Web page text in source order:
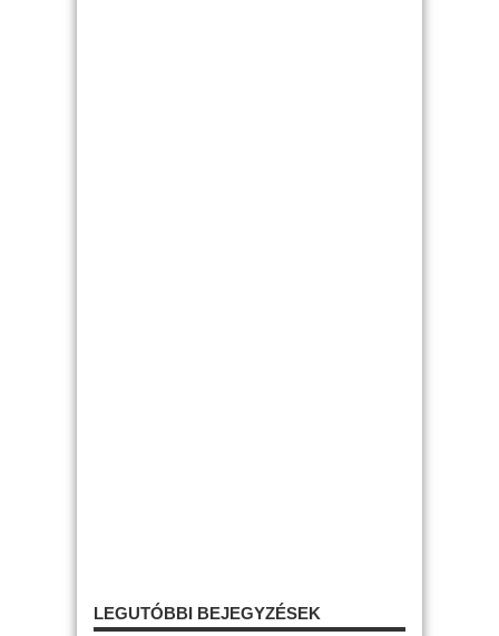
LEGUTÓBBI BEJEGYZÉSEK